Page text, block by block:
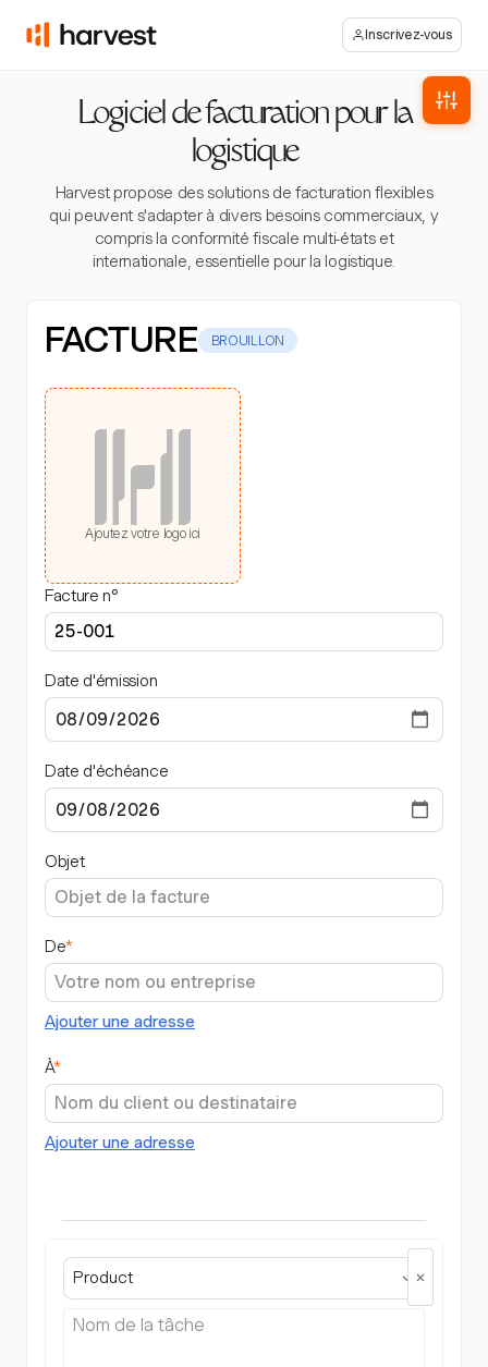
Inscrivez-vous
Logiciel de facturation pour la
logistique
Harvest propose des solutions de facturation flexibles
qui peuvent s'adapter à divers besoins commerciaux, y
compris la conformité fiscale multi-états et
internationale, essentielle pour la logistique.
FACTURE BROUILLON
Ajoutez votre logo ici
Facture n°
Date d'émission
Date d'échéance
Objet
De*
Ajouter une adresse
À*
Ajouter une adresse
Product